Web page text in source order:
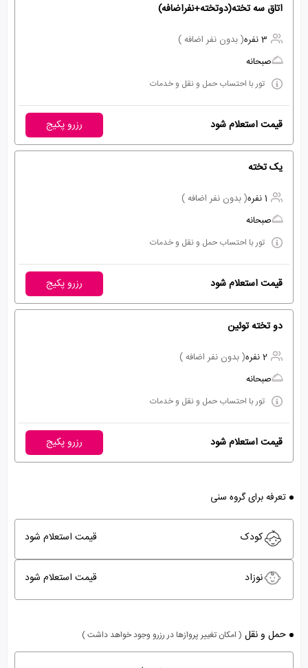
اتاق سه تخته(دوتخته+نفراضافه)
3 نفره
( بدون نفر اضافه )
صبحانه
تور با احتساب حمل و نقل و خدمات
قیمت استعلام شود رزرو پکیج
یک تخته
1 نفره
( بدون نفر اضافه )
صبحانه
تور با احتساب حمل و نقل و خدمات
قیمت استعلام شود رزرو پکیج
دو تخته توئین
2 نفره
( بدون نفر اضافه )
صبحانه
تور با احتساب حمل و نقل و خدمات
قیمت استعلام شود رزرو پکیج
تعرفه برای گروه سنی
کودک قیمت استعلام شود
نوزاد قیمت استعلام شود
حمل و نقل ( امکان تغییر پروازها در رزرو وجود خواهد داشت )